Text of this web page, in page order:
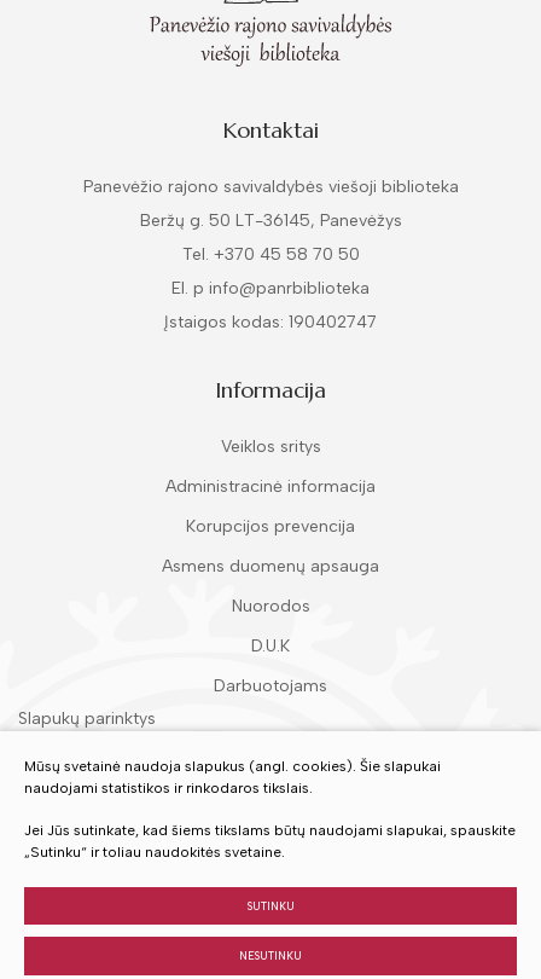
Kontaktai
Panevėžio rajono savivaldybės viešoji biblioteka
Beržų g. 50 LT-36145, Panevėžys
Tel. +370 45 58 70 50
El. p info@panrbiblioteka
Įstaigos kodas: 190402747
Informacija
Veiklos sritys
Administracinė informacija
Korupcijos prevencija
Asmens duomenų apsauga
Nuorodos
D.U.K
Darbuotojams
Slapukų parinktys
Įvertinkite mūsų paslaugas
Mūsų svetainė naudoja slapukus (angl. cookies). Šie slapukai
naudojami statistikos ir rinkodaros tikslais.
Jei Jūs sutinkate, kad šiems tikslams būtų naudojami slapukai, spauskite
„Sutinku“ ir toliau naudokitės svetaine.
SUTINKU
NESUTINKU